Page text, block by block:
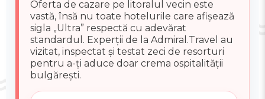
Oferta de cazare pe litoralul vecin este
vastă, însă nu toate hotelurile care afișează
sigla „Ultra” respectă cu adevărat
standardul. Experții de la Admiral.Travel au
vizitat, inspectat și testat zeci de resorturi
pentru a-ți aduce doar crema ospitalității
bulgărești.